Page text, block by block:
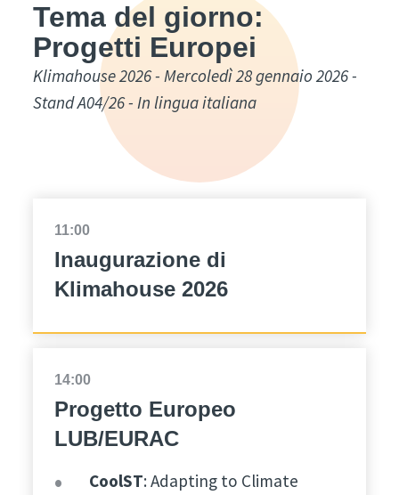
Tema del giorno:
Progetti Europei
Klimahouse 2026 - Mercoledì 28 gennaio 2026 -
Stand A04/26 - In lingua italiana
11:00
Inaugurazione di
Klimahouse 2026
14:00
Progetto Europeo
LUB/EURAC
CoolST: Adapting to Climate